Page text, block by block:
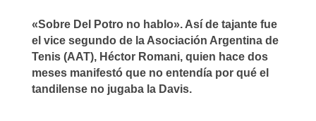
«Sobre Del Potro no hablo». Así de tajante fue
el vice segundo de la Asociación Argentina de
Tenis (AAT), Héctor Romani, quien hace dos
meses manifestó que no entendía por qué el
tandilense no jugaba la Davis.